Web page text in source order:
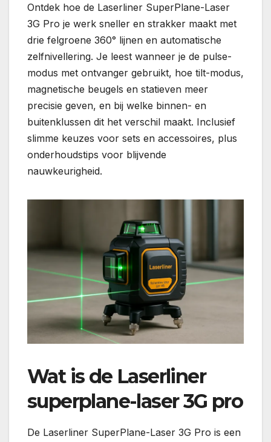
Ontdek hoe de Laserliner SuperPlane-Laser
3G Pro je werk sneller en strakker maakt met
drie felgroene 360° lijnen en automatische
zelfnivellering. Je leest wanneer je de pulse-
modus met ontvanger gebruikt, hoe tilt-modus,
magnetische beugels en statieven meer
precisie geven, en bij welke binnen- en
buitenklussen dit het verschil maakt. Inclusief
slimme keuzes voor sets en accessoires, plus
onderhoudstips voor blijvende
nauwkeurigheid.
Wat is de Laserliner
superplane-laser 3G pro
De Laserliner SuperPlane-Laser 3G Pro is een